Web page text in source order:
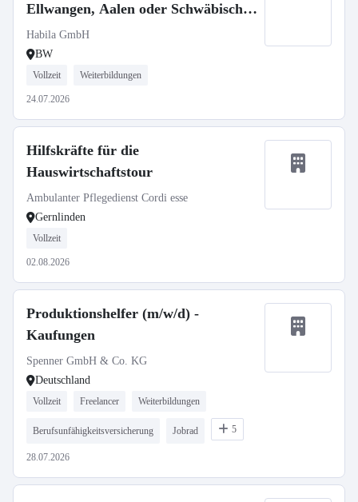
Ellwangen, Aalen oder Schwäbisch
Gmünd
Habila GmbH
BW
Vollzeit Weiterbildungen
24.07.2026
Hilfskräfte für die
Hauswirtschaftstour
Ambulanter Pflegedienst Cordi esse
Gernlinden
Vollzeit
02.08.2026
Produktionshelfer (m/w/d) -
Kaufungen
Spenner GmbH & Co. KG
Deutschland
Vollzeit Freelancer Weiterbildungen
Berufsunfähigkeitsversicherung Jobrad 5
28.07.2026